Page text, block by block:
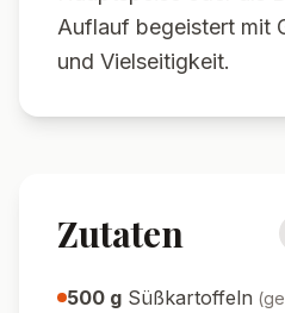
Auflauf begeistert mit
und Vielseitigkeit.
Zutaten
500 g Süßkartoffeln (